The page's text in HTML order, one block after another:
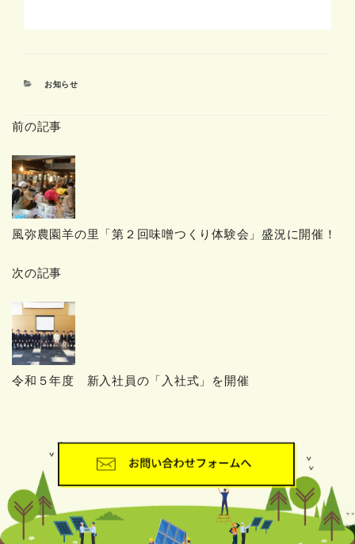
カ
リ
お知らせ
前の記事
風弥農園羊の里「第２回味噌つくり体験会」盛況に開催！
次の記事
令和５年度 新入社員の「入社式」を開催